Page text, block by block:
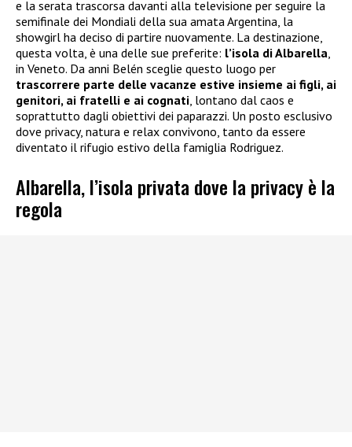
e la serata trascorsa davanti alla televisione per seguire la
semifinale dei Mondiali della sua amata Argentina, la
showgirl ha deciso di partire nuovamente. La destinazione,
questa volta, è una delle sue preferite: l’isola di Albarella
in Veneto. Da anni Belén sceglie questo luogo per
trascorrere parte delle vacanze estive insieme ai figli, ai
genitori, ai fratelli e ai cognati , lontano dal caos e
soprattutto dagli obiettivi dei paparazzi. Un posto esclusivo
dove privacy, natura e relax convivono, tanto da essere
diventato il rifugio estivo della famiglia Rodriguez.
Albarella, l’isola privata dove la privacy è la
regola